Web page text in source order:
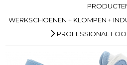
WERKSCHOENEN + KLOMPEN +
PROFESSIONAL